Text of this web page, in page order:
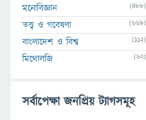
মনোবিজ্ঞান (488)
তত্ত্ব ও গবেষণা (669)
বাংলাদেশ ও বিশ্ব (112)
মিথোলজি (62)
সর্বাপেক্ষা জনপ্রিয় ট্যাগসমূহ